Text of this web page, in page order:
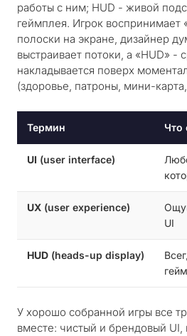
работы с ним; HUD - живой
геймплея. Игрок воспринимает
полоски на экране, дизайнер
выстраивает потоки, а «HUD» -
накладывается поверх
(здоровье, патроны, мини-
Термин Что
UI (user interface)
UX (user experience)
UI
HUD (heads-up display)
У хорошо собранной игры все
вместе: чистый и брендовый UI,